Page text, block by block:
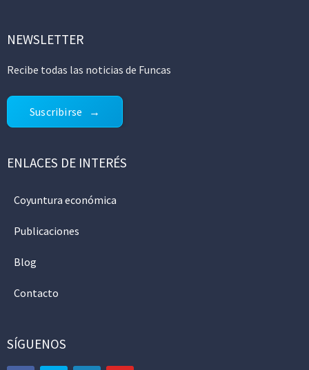
NEWSLETTER
Recibe todas las noticias de Funcas
Suscribirse
ENLACES DE INTERÉS
Coyuntura económica
Publicaciones
Blog
Contacto
SÍGUENOS